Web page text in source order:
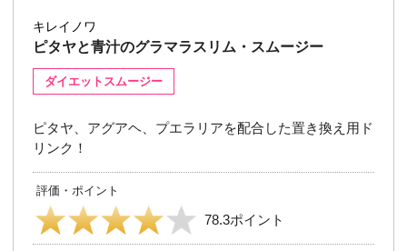
キレイノワ
ピタヤと青汁のグラマラスリム・スムージー
ダイエットスムージー
ピタヤ、アグアヘ、プエラリアを配合した置き換え用ド
リンク！
評価・ポイント
78.3ポイント